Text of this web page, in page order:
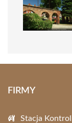
FIRMY
Stacja